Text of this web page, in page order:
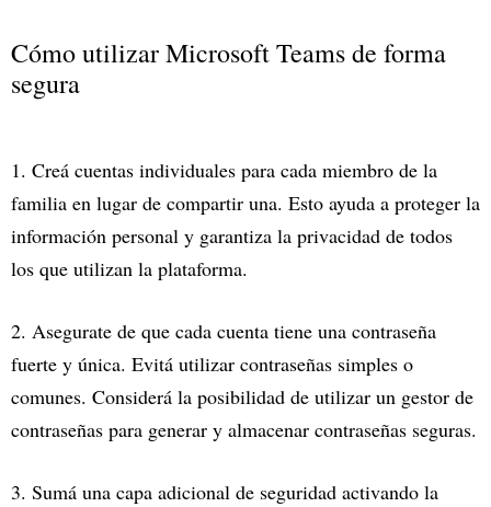
Cómo utilizar Microsoft Teams de forma
segura
1. Creá cuentas individuales para cada miembro de la
familia en lugar de compartir una. Esto ayuda a proteger la
información personal y garantiza la privacidad de todos
los que utilizan la plataforma.
2. Asegurate de que cada cuenta tiene una contraseña
fuerte y única. Evitá utilizar contraseñas simples o
comunes. Considerá la posibilidad de utilizar un gestor de
contraseñas para generar y almacenar contraseñas seguras.
3. Sumá una capa adicional de seguridad activando la